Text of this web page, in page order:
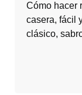
Cómo hacer
casera, fácil
clásico,